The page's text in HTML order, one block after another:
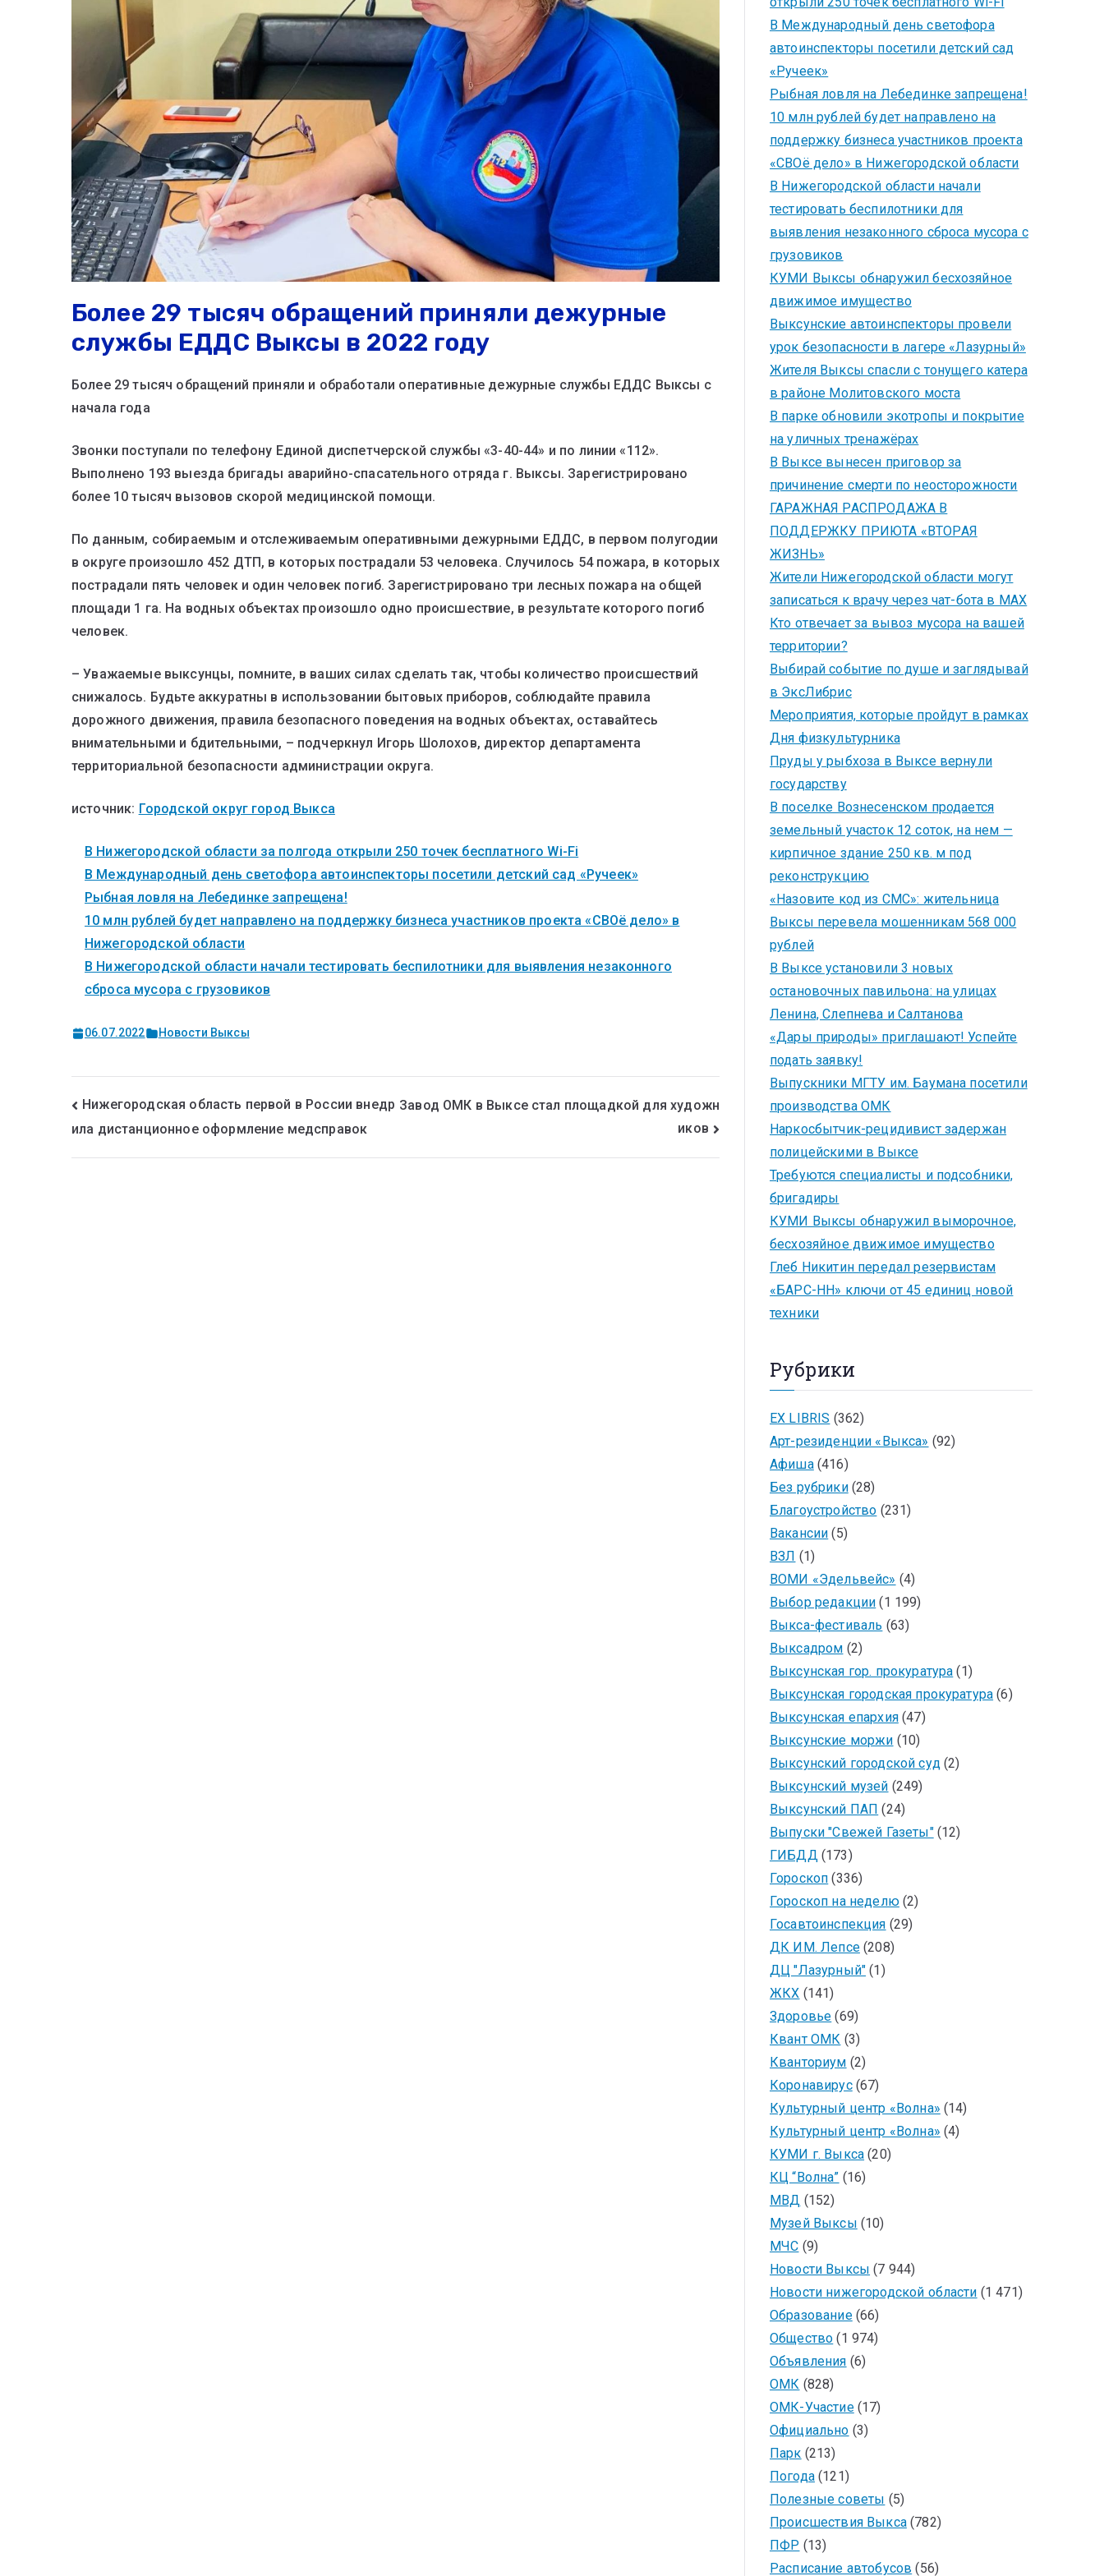
Более 29 тысяч обращений приняли дежурные
службы ЕДДС Выксы в 2022 году
Более 29 тысяч обращений приняли и обработали оперативные дежурные службы ЕДДС Выксы с
начала года
Звонки поступали по телефону Единой диспетчерской службы «3-40-44» и по линии «112».
Выполнено 193 выезда бригады аварийно-спасательного отряда г. Выксы. Зарегистрировано
более 10 тысяч вызовов скорой медицинской помощи.
По данным, собираемым и отслеживаемым оперативными дежурными ЕДДС, в первом полугодии
в округе произошло 452 ДТП, в которых пострадали 53 человека. Случилось 54 пожара, в которых
пострадали пять человек и один человек погиб. Зарегистрировано три лесных пожара на общей
площади 1 га. На водных объектах произошло одно происшествие, в результате которого погиб
человек.
– Уважаемые выксунцы, помните, в ваших силах сделать так, чтобы количество происшествий
снижалось. Будьте аккуратны в использовании бытовых приборов, соблюдайте правила
дорожного движения, правила безопасного поведения на водных объектах, оставайтесь
внимательными и бдительными, – подчеркнул Игорь Шолохов, директор департамента
территориальной безопасности администрации округа.
источник: Городской округ город Выкса
В Нижегородской области за полгода открыли 250 точек бесплатного Wi-Fi
В Международный день светофора автоинспекторы посетили детский сад «Ручеек»
Рыбная ловля на Лебединке запрещена!
10 млн рублей будет направлено на поддержку бизнеса участников проекта «СВОё дело» в
Нижегородской области
В Нижегородской области начали тестировать беспилотники для выявления незаконного
сброса мусора с грузовиков
06.07.2022 Новости Выксы
Нижегородская область первой в России внедр
ила дистанционное оформление медсправок
Завод ОМК в Выксе стал площадкой для художн
иков
В Международный день светофора
автоинспекторы посетили детский сад
«Ручеек»
Рыбная ловля на Лебединке запрещена!
10 млн рублей будет направлено на
поддержку бизнеса участников проекта
«СВОё дело» в Нижегородской области
В Нижегородской области начали
тестировать беспилотники для
выявления незаконного сброса мусора с
грузовиков
КУМИ Выксы обнаружил бесхозяйное
движимое имущество
Выксунские автоинспекторы провели
урок безопасности в лагере «Лазурный»
Жителя Выксы спасли с тонущего катера
в районе Молитовского моста
В парке обновили экотропы и покрытие
на уличных тренажёрах
В Выксе вынесен приговор за
причинение смерти по неосторожности
ГАРАЖНАЯ РАСПРОДАЖА В
ПОДДЕРЖКУ ПРИЮТА «ВТОРАЯ
ЖИЗНЬ»
Жители Нижегородской области могут
записаться к врачу через чат-бота в MAX
Кто отвечает за вывоз мусора на вашей
территории?
Выбирай событие по душе и заглядывай
в ЭксЛибрис
Мероприятия, которые пройдут в рамках
Дня физкультурника
Пруды у рыбхоза в Выксе вернули
государству
В поселке Вознесенском продается
земельный участок 12 соток, на нем —
кирпичное здание 250 кв. м под
реконструкцию
«Назовите код из СМС»: жительница
Выксы перевела мошенникам 568 000
рублей
В Выксе установили 3 новых
остановочных павильона: на улицах
Ленина, Слепнева и Салтанова
«Дары природы» приглашают! Успейте
подать заявку!
Выпускники МГТУ им. Баумана посетили
производства ОМК
Наркосбытчик-рецидивист задержан
полицейскими в Выксе
Требуются специалисты и подсобники,
бригадиры
КУМИ Выксы обнаружил выморочное,
бесхозяйное движимое имущество
Глеб Никитин передал резервистам
«БАРС-НН» ключи от 45 единиц новой
техники
Рубрики
EX LIBRIS (362)
Арт-резиденции «Выкса» (92)
Афиша(416)
Без рубрики(28)
Благоустройство (231)
Вакансии (5)
ВЗЛ (1)
ВОМИ «Эдельвейс» (4)
Выбор редакции (1 199)
Выкса-фестиваль (63)
Выксадром (2)
Выксунская гор. прокуратура (1)
Выксунская городская прокуратура (6)
Выксунская епархия(47)
Выксунские моржи (10)
Выксунский городской суд(2)
Выксунский музей (249)
Выксунский ПАП (24)
Выпуски "Свежей Газеты"(12)
ГИБДД(173)
Гороскоп (336)
Гороскоп на неделю(2)
Госавтоинспекция (29)
ДК ИМ. Лепсе(208)
ДЦ "Лазурный" (1)
ЖКХ (141)
Здоровье (69)
Квант ОМК (3)
Кванториум (2)
Коронавирус(67)
Культурный центр «Волна» (14)
Культурный центр «Волна» (4)
КУМИ г. Выкса (20)
КЦ “Волна” (16)
МВД (152)
Музей Выксы (10)
МЧС (9)
Новости Выксы (7 944)
Новости нижегородской области (1 471)
Образование(66)
Общество (1 974)
Объявления (6)
ОМК (828)
ОМК-Участие(17)
Официально (3)
Парк (213)
Погода(121)
Полезные советы (5)
Происшествия Выкса(782)
ПФР (13)
Расписание автобусов (56)